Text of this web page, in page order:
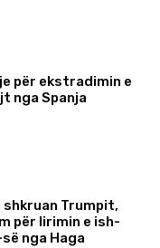
për ekstradimin e
nga Spanja
shkruan Trumpit,
për lirimin e ish-
nga Haga